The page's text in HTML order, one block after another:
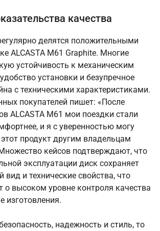
качества
делятся положительными
ALCASTA M61 Graphite. Многие
устойчивость к механическим
установки и безупречное
с техническими характеристиками.
покупателей пишет: «После
ALCASTA M61 мои поездки стали
и я с уверенностью могу
продукт другим владельцам
кейсов подтверждают, что
эксплуатации диск сохраняет
вид и технические свойства, что
о высоком уровне контроля качества
изготовления.
надежность и стиль, то